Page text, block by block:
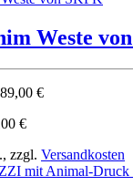
Weste
89,00 €
€
zzgl. Versandkosten